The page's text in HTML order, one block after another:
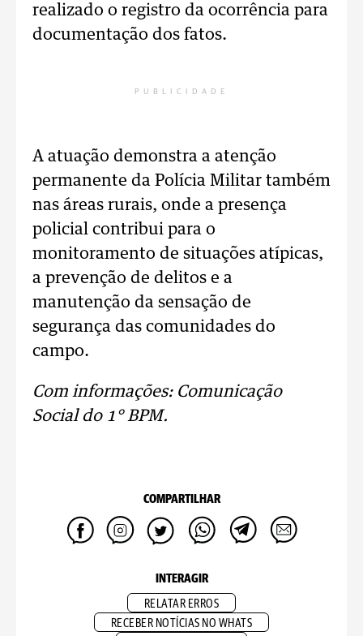
realizado o registro da ocorrência para
documentação dos fatos.
PUBLICIDADE
A atuação demonstra a atenção
permanente da Polícia Militar também
nas áreas rurais, onde a presença
policial contribui para o
monitoramento de situações atípicas,
a prevenção de delitos e a
manutenção da sensação de
segurança das comunidades do
campo.
Com informações: Comunicação
Social do 1° BPM.
COMPARTILHAR
INTERAGIR
RELATAR ERROS
RECEBER NOTÍCIAS NO WHATS